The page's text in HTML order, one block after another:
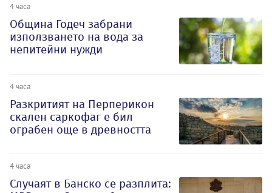
4 часа
Община Годеч забрани
използването на вода за
непитейни нужди
4 часа
Разкритият на Перперикон
скален саркофаг е бил
ограбен още в древността
4 часа
Случаят в Банско се разплита: